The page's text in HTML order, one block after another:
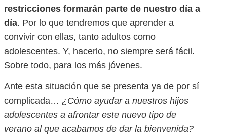
restricciones formarán parte de nuestro día a
día. Por lo que tendremos que aprender a
convivir con ellas, tanto adultos como
adolescentes. Y, hacerlo, no siempre será fácil.
Sobre todo, para los más jóvenes.
Ante esta situación que se presenta ya de por sí
complicada… ¿Cómo ayudar a nuestros hijos
adolescentes a afrontar este nuevo tipo de
verano al que acabamos de dar la bienvenida?